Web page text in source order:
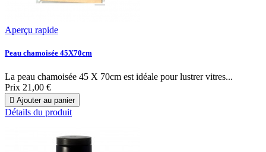
Aperçu rapide
Peau chamoisée 45X70cm
La peau chamoisée 45 X 70cm est idéale pour lustrer vitres...
Prix 21,00 €
 Ajouter au panier
Détails du produit